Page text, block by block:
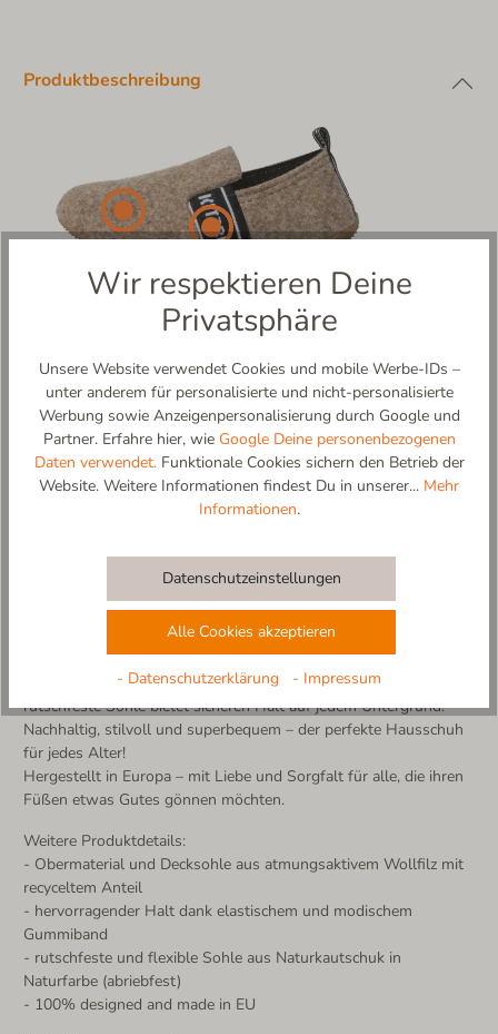
Produktbeschreibung
Living Kitzbühel Elastic Slipper – Nachhaltiger Komfort für die
ganze Familie!
Der Living Kitzbühel Elastic Slipper vereint zeitloses Design,
höchsten Tragekomfort und Umweltbewusstsein. Gefertigt aus
hochwertigem Wollfilz mit recyceltem Anteil, bietet er eine
perfekte Mischung aus Wärme, Atmungsaktivität und
verschiedenen Farben und Größen für Kinder, Damen und
Herren, ist dieser Hausschuh der ideale Begleiter für die ganze
Familie. Dank des elastischen Bands mit Living Kitzbühel
Lettering in Schwarz-Weiß passt sich der Schuh perfekt dem Fuß
an und sorgt für eine flexible, bequeme Passform. Die
rutschfeste Sohle bietet sicheren Halt auf jedem Untergrund.
Nachhaltig, stilvoll und superbequem – der perfekte Hausschuh
für jedes Alter!
Hergestellt in Europa – mit Liebe und Sorgfalt für alle, die ihren
Füßen etwas Gutes gönnen möchten.
Weitere Produktdetails:
- Obermaterial und Decksohle aus atmungsaktivem Wollfilz mit
recyceltem Anteil
- hervorragender Halt dank elastischem und modischem
Gummiband
- rutschfeste und flexible Sohle aus Naturkautschuk in
Naturfarbe (abriebfest)
- 100% designed and made in EU
Wir respektieren Deine
Privatsphäre
Unsere Website verwendet Cookies und mobile Werbe-IDs –
unter anderem für personalisierte und nicht-personalisierte
Werbung sowie Anzeigenpersonalisierung durch Google und
Partner. Erfahre hier, wie Google Deine personenbezogenen
Daten verwendet.Funktionale Cookies sichern den Betrieb der
Website. Weitere Informationen findest Du in unserer... Mehr
Informationen.
Datenschutzeinstellungen
Alle Cookies akzeptieren
- Datenschutzerklärung - Impressum